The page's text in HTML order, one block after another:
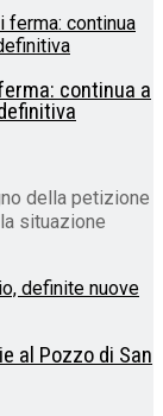
continua a
della petizione
situazione
al Pozzo di San